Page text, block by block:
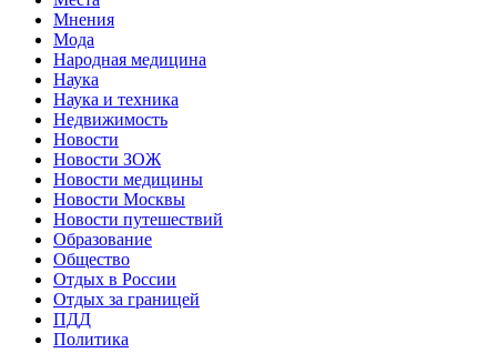
Мнения
Мода
Народная медицина
Наука
Наука и техника
Недвижимость
Новости
Новости ЗОЖ
Новости медицины
Новости Москвы
Новости путешествий
Образование
Общество
Отдых в России
Отдых за границей
ПДД
Политика